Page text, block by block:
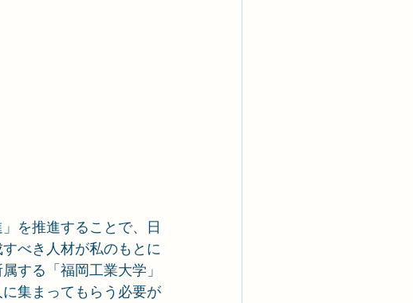
を推進することで、日
べき人材が私のもとに
する「福岡工業大学」
集まってもらう必要が